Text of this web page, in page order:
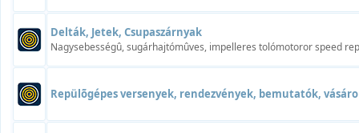
Delták, Jetek, Csupaszárnyak
Nagysebességû, sugárhajtómûves, impelleres tolómotoror speed
Repülõgépes versenyek, rendezvények, bemutatók,